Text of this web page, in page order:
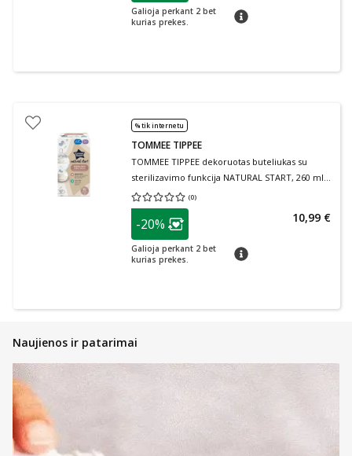
Galioja perkant 2 bet
kurias prekes.
patarimas
% tik internetu
TOMMEE TIPPEE
TOMMEE TIPPEE dekoruotas buteliukas su
sterilizavimo funkcija NATURAL START, 260 ml,
nuo 0 mėn., 1 vnt.
(0)
Vidutinis įvertinimas 0.00
patarimas
Lojalumo klubo narių nuolaida
-20%
Galioja perkant 2 bet
kurias prekes.
patarimas
10,99 €
Naujienos ir patarimai